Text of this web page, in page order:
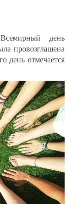
день
провозглашена
день отмечается